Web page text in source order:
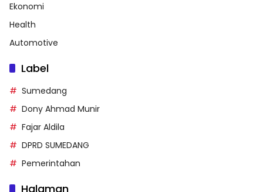
Ekonomi
Health
Automotive
Label
Sumedang
Dony Ahmad Munir
Fajar Aldila
DPRD SUMEDANG
Pemerintahan
Halaman